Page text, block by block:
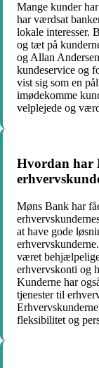
Mange kunder
har værdsat
lokale interesser.
og tæt på
og Allan
kundeservice og
vist sig som en
imødekomme
velplejede og
Hvordan har
Møns Bank har
at have gode
været
erhvervskonti og
Kunderne har
tjenester til
fleksibilitet og